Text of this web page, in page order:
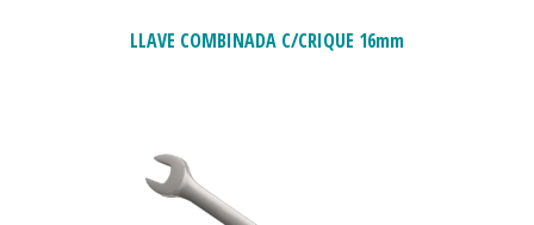
LLAVE COMBINADA C/CRIQUE 16mm